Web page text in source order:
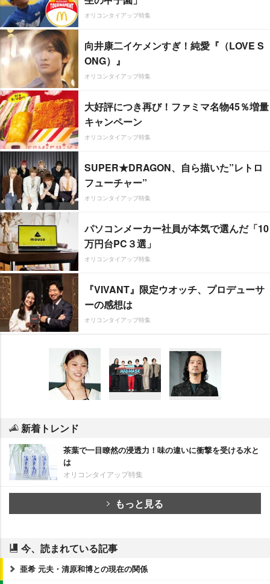
オリコンタイアップ特集
向井康二イケメンすぎ！純愛『（LOVE S
ONG）』
オリコンタイアップ特集
大好評につき再び！ファミマ名物45％増量
キャンペーン
オリコンタイアップ特集
SUPER★DRAGON、自ら描いた”レトロ
フューチャー”
オリコンタイアップ特集
パソコンメーカー社員が本気で選んだ「10
万円台PC３選」
オリコンタイアップ特集
『VIVANT』限定ウオッチ、プロデューサ
ーの感想は
オリコンタイアップ特集
新着トレンド
茶葉で一目瞭然の浸透力！味の違いに衝撃を受ける水と
は
オリコンタイアップ特集
もっと見る
今、読まれている記事
亜希 元夫・清原和博との現在の関係